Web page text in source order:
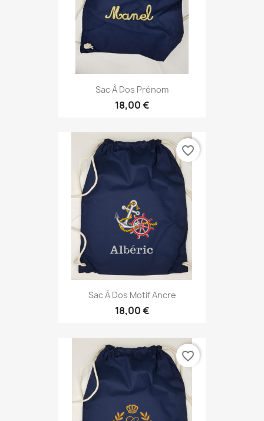
Sac À Dos Prénom
18,00 €
Sac À Dos Motif Ancre
18,00 €
favorite_border
favorite_border